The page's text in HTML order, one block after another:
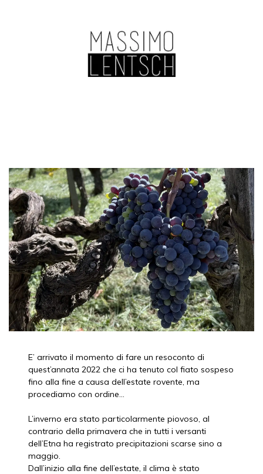
E’ arrivato il momento di fare un resoconto di
quest’annata 2022 che ci ha tenuto col fiato sospeso
fino alla fine a causa dell’estate rovente, ma
procediamo con ordine…
L’inverno era stato particolarmente piovoso, al
contrario della primavera che in tutti i versanti
dell’Etna ha registrato precipitazioni scarse sino a
maggio.
Dall’inizio alla fine dell’estate, il clima è stato